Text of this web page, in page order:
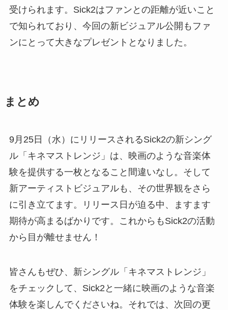
受けられます。Sick2はファンとの距離が近いこと
で知られており、今回の新ビジュアル公開もファ
ンにとって大きなプレゼントとなりました。
まとめ
9月25日（水）にリリースされるSick2の新シング
ル「キネマストレンジ」は、映画のような音楽体
験を提供する一枚となること間違いなし。そして
新アーティストビジュアルも、その世界観をさら
に引き立てます。リリース日が迫る中、ますます
期待が高まるばかりです。これからもSick2の活動
から目が離せません！
皆さんもぜひ、新シングル「キネマストレンジ」
をチェックして、Sick2と一緒に映画のような音楽
体験を楽しんでくださいね。それでは、次回の更